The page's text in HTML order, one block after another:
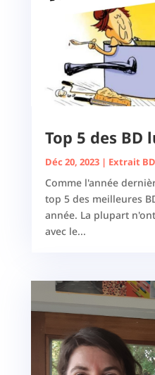
Top 5 des BD
Déc 20, 2023| Extrait BD
Comme l'année
top 5 des meilleures
année. La plupart
avec le...